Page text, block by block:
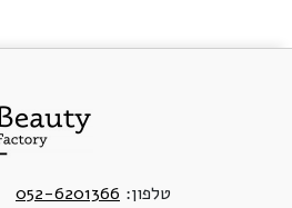
טלפון: 052-6201366